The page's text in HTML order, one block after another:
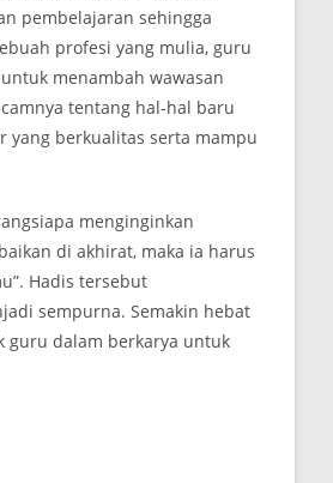
pembelajaran sehingga
profesi yang mulia, guru
menambah wawasan
tentang hal-hal baru
yang berkualitas serta mampu
menginginkan
di akhirat, maka ia harus
Hadis tersebut
sempurna. Semakin hebat
guru dalam berkarya untuk